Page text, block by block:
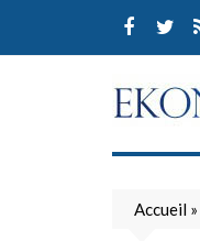
content
Accueil »